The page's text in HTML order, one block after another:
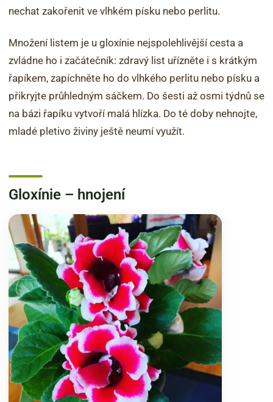
nechat zakořenit ve vlhkém písku nebo perlitu.
Množení listem je u gloxínie nejspolehlivější cesta a
zvládne ho i začátečník: zdravý list uřízněte i s krátkým
řapíkem, zapíchněte ho do vlhkého perlitu nebo písku a
přikryjte průhledným sáčkem. Do šesti až osmi týdnů se
na bázi řapíku vytvoří malá hlízka. Do té doby nehnojte,
mladé pletivo živiny ještě neumí využít.
Gloxínie – hnojení